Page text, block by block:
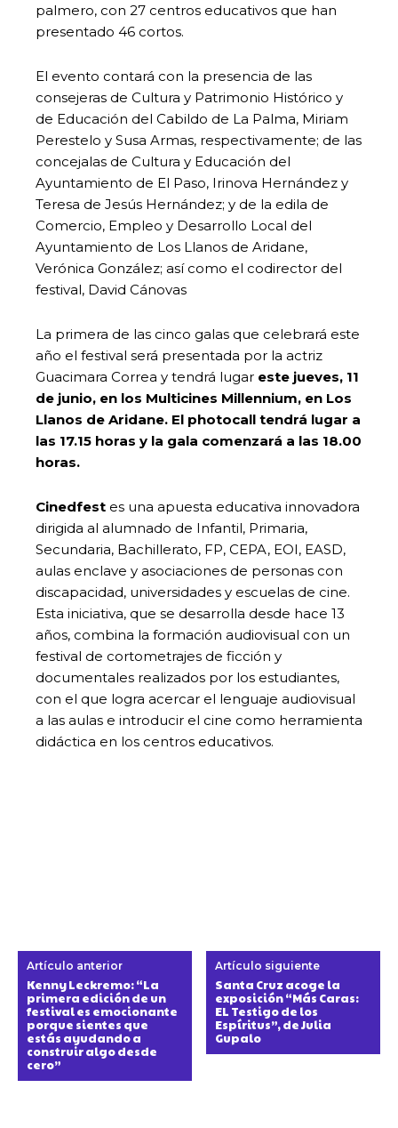
palmero, con 27 centros educativos que han
presentado 46 cortos.
El evento contará con la presencia de las
consejeras de Cultura y Patrimonio Histórico y
de Educación del Cabildo de La Palma, Miriam
Perestelo y Susa Armas, respectivamente; de las
concejalas de Cultura y Educación del
Ayuntamiento de El Paso, Irinova Hernández y
Teresa de Jesús Hernández; y de la edila de
Comercio, Empleo y Desarrollo Local del
Ayuntamiento de Los Llanos de Aridane,
Verónica González; así como el codirector del
festival, David Cánovas
La primera de las cinco galas que celebrará este
año el festival será presentada por la actriz
Guacimara Correa y tendrá lugar este jueves, 11
de junio, en los Multicines Millennium, en Los
Llanos de Aridane. El photocall tendrá lugar a
las 17.15 horas y la gala comenzará a las 18.00
horas.
Cinedfest es una apuesta educativa innovadora
dirigida al alumnado de Infantil, Primaria,
Secundaria, Bachillerato, FP, CEPA, EOI, EASD,
aulas enclave y asociaciones de personas con
discapacidad, universidades y escuelas de cine.
Esta iniciativa, que se desarrolla desde hace 13
años, combina la formación audiovisual con un
festival de cortometrajes de ficción y
documentales realizados por los estudiantes,
con el que logra acercar el lenguaje audiovisual
a las aulas e introducir el cine como herramienta
didáctica en los centros educativos.
Artículo anterior
Kenny Leckremo: “La
primera edición de un
festival es emocionante
porque sientes que
estás ayudando a
construir algo desde
cero”
Artículo siguiente
Santa Cruz acoge la
exposición “Más Caras:
EL Testigo de los
Espíritus”, de Julia
Gupalo